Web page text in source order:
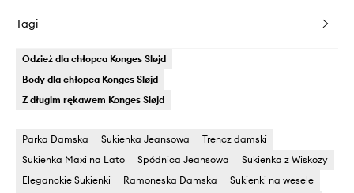
Tagi
Odzież dla chłopca Konges Sløjd
Body dla chłopca Konges Sløjd
Z długim rękawem Konges Sløjd
Parka Damska Sukienka Jeansowa
Trencz damski
Sukienka Maxi na Lato
Spódnica Jeansowa
Sukienka z Wiskozy
Eleganckie Sukienki
Ramoneska Damska
Sukienki na wesele